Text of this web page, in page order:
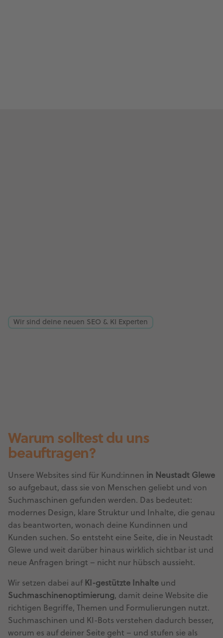
Wir sind deine neuen SEO & KI Experten
Warum solltest du uns
beauftragen?
Unsere Websites sind für Kund:innen in Neustadt Glewe
so aufgebaut, dass sie von Menschen geliebt und von
Suchmaschinen gefunden werden. Das bedeutet:
modernes Design, klare Struktur und Inhalte, die genau
das beantworten, wonach deine Kundinnen und
Kunden suchen. So entsteht eine Seite, die in Neustadt
Glewe und weit darüber hinaus wirklich sichtbar ist und
neue Anfragen bringt – nicht nur hübsch aussieht.
Wir setzen dabei auf KI-gestützte Inhalte und
Suchmaschinenoptimierung, damit deine Website die
richtigen Begriffe, Themen und Formulierungen nutzt.
Suchmaschinen und KI-Bots verstehen dadurch besser,
worum es auf deiner Seite geht – und stufen sie als